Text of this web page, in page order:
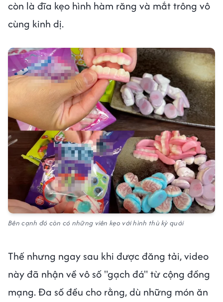
còn là đĩa kẹo hình hàm răng và mắt trông vô
cùng kinh dị.
Bên cạnh đó còn có những viên kẹo với hình thù kỳ quái
Thế nhưng ngay sau khi được đăng tải, video
này đã nhận về vô số "gạch đá" từ cộng đồng
mạng. Đa số đều cho rằng, dù những món ăn